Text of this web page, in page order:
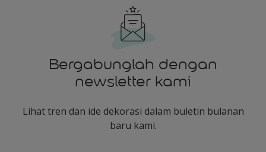
Bergabunglah dengan
newsletter kami
Lihat tren dan ide dekorasi dalam buletin bulanan
baru kami.